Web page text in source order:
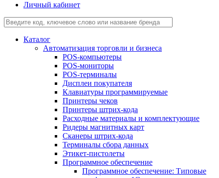
Личный кабинет
Каталог
Автоматизация торговли и бизнеса
POS-компьютеры
POS-мониторы
POS-терминалы
Дисплеи покупателя
Клавиатуры программируемые
Принтеры чеков
Принтеры штрих-кода
Расходные материалы и комплектующие
Ридеры магнитных карт
Сканеры штрих-кода
Терминалы сбора данных
Этикет-пистолеты
Программное обеспечение
Программное обеспечение: Типовые